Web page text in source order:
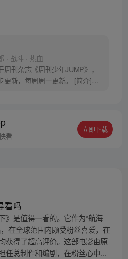
· 战斗 · 热血
周刊杂志《周刊少年JUMP》，
更新，每周周一更新。 [简介]有
飞为实现与因救他而断臂的杰克
出海，开始了以成为海盗王为目
看
立即下载
看吗
》是值得一看的。它作为“航海
在全球范围内颇受粉丝喜爱，在
获得了超高评价。这部电影由原
任总制作和编剧，在粉丝心中...